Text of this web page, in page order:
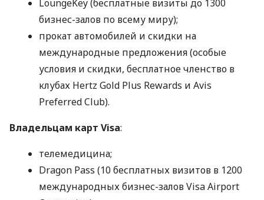
LoungeKey (бесплатные визиты до 1300
бизнес-залов по всему миру);
прокат автомобилей и скидки на
международные предложения (особые
условия и скидки, бесплатное членство в
клубах Hertz Gold Plus Rewards и Avis
Preferred Club).
Владельцам карт Visa:
телемедицина;
Dragon Pass (10 бесплатных визитов в 1200
международных бизнес-залов Visa Airport